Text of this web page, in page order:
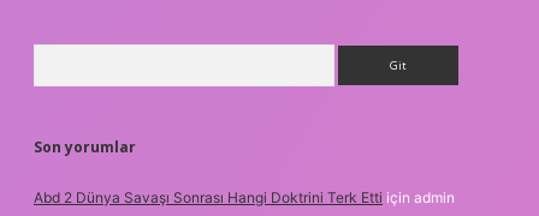
Son yorumlar
Abd 2 Dünya Savaşı Sonrası Hangi Doktrini Terk Etti için admin